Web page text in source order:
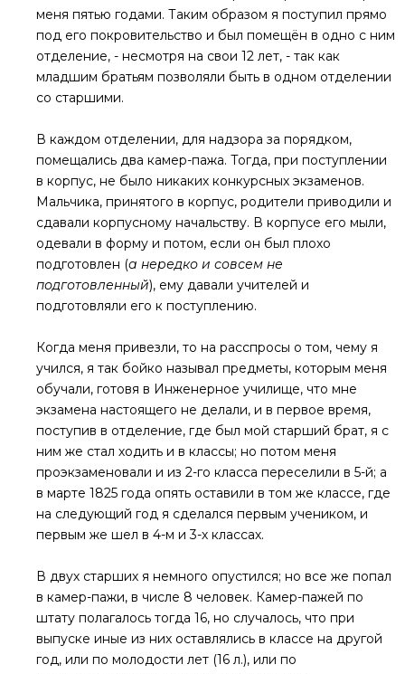
меня пятью годами. Таким образом я поступил прямо
под его покровительство и был помещён в одно с ним
отделение, - несмотря на свои 12 лет, - так как
младшим братьям позволяли быть в одном отделении
со старшими.
В каждом отделении, для надзора за порядком,
помещались два камер-пажа. Тогда, при поступлении
в корпус, не было никаких конкурсных экзаменов.
Мальчика, принятого в корпус, родители приводили и
сдавали корпусному начальству. В корпусе его мыли,
одевали в форму и потом, если он был плохо
подготовлен (а нередко и совсем не
подготовленный), ему давали учителей и
подготовляли его к поступлению.
Когда меня привезли, то на расспросы о том, чему я
учился, я так бойко называл предметы, которым меня
обучали, готовя в Инженерное училище, что мне
экзамена настоящего не делали, и в первое время,
поступив в отделение, где был мой старший брат, я с
ним же стал ходить и в классы; но потом меня
проэкзаменовали и из 2-го класса переселили в 5-й; а
в марте 1825 года опять оставили в том же классе, где
на следующий год я сделался первым учеником, и
первым же шел в 4-м и 3-х классах.
В двух старших я немного опустился; но все же попал
в камер-пажи, в числе 8 человек. Камер-пажей по
штату полагалось тогда 16, но случалось, что при
выпуске иные из них оставлялись в классе на другой
год, или по молодости лет (16 л.), или по